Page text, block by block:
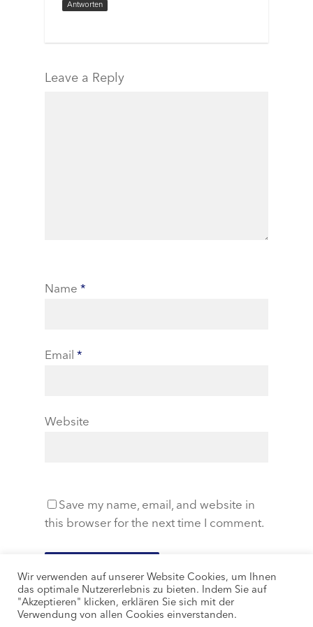
Antworten
Leave a Reply
Name *
Email *
Website
Save my name, email, and website in
this browser for the next time I comment.
Wir verwenden auf unserer Website Cookies, um Ihnen
das optimale Nutzererlebnis zu bieten. Indem Sie auf
"Akzeptieren" klicken, erklären Sie sich mit der
Verwendung von allen Cookies einverstanden.